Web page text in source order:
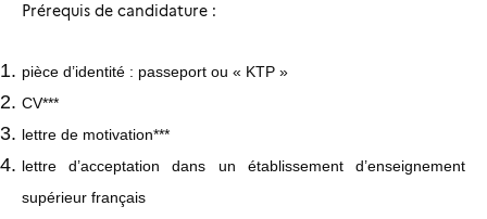
Prérequis de candidature :
pièce d’identité : passeport ou « KTP »
CV***
lettre de motivation***
lettre d’acceptation dans un établissement d’enseignement
supérieur français